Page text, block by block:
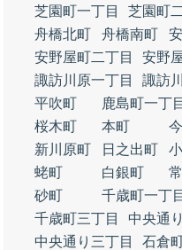
芝園町一丁目
芝園町
舟橋北町
舟橋南町
安野屋町二丁目
安野
諏訪川原一丁目
諏訪
平吹町
鹿島町一丁目
桜木町
本町
新川原町
日之出町
蛯町
白銀町
砂町
千歳町一丁目
千歳町三丁目
中央通
中央通り三丁目
石倉